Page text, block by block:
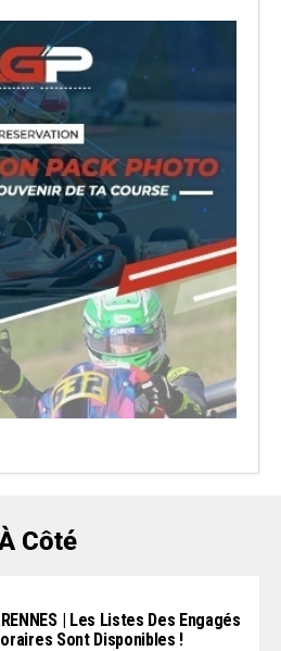
Côté
| Les Listes Des Engagés
Sont Disponibles !